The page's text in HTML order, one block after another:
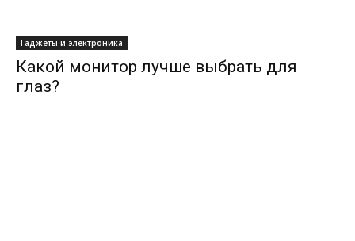
Гаджеты и электроника
Какой монитор лучше выбрать для
глаз?